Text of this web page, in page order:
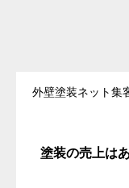
外壁塗装ネット集
塗装の売上は